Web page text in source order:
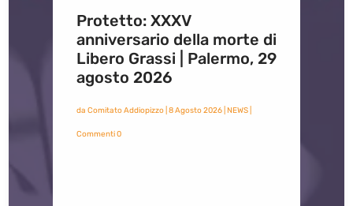
Protetto: XXXV
anniversario della morte di
Libero Grassi | Palermo, 29
agosto 2026
da Comitato Addiopizzo| 8 Agosto 2026| NEWS|
Commenti 0